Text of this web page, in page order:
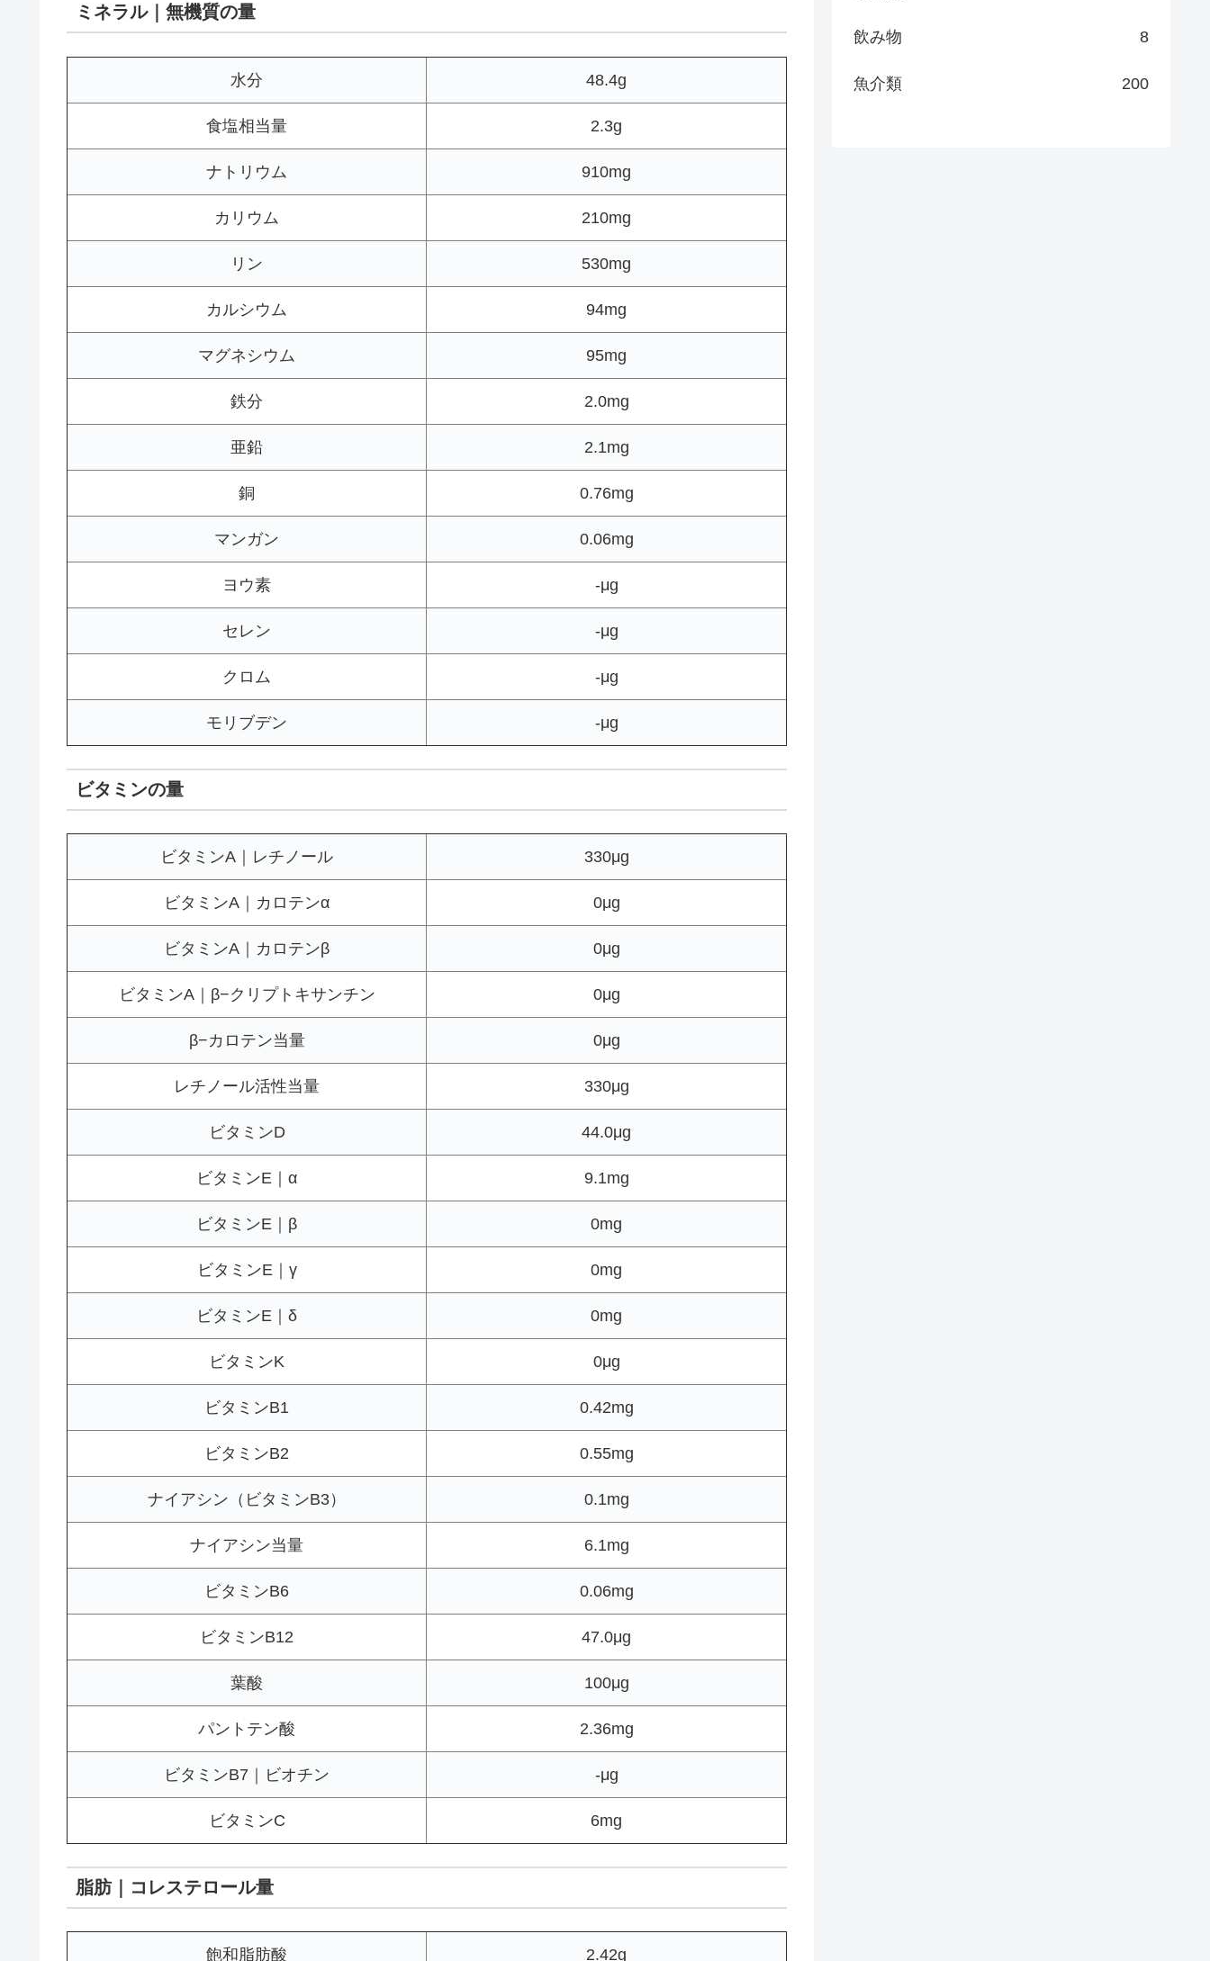
ミネラル｜無機質の量
水分 48.4g
食塩相当量 2.3g
ナトリウム 910mg
カリウム 210mg
リン 530mg
カルシウム 94mg
マグネシウム 95mg
鉄分 2.0mg
亜鉛 2.1mg
銅 0.76mg
マンガン 0.06mg
ヨウ素 -μg
セレン -μg
クロム -μg
モリブデン -μg
ビタミンの量
ビタミンA｜レチノール 330μg
ビタミンA｜カロテンα 0μg
ビタミンA｜カロテンβ 0μg
ビタミンA｜β−クリプトキサンチン 0μg
β−カロテン当量 0μg
レチノール活性当量 330μg
ビタミンD 44.0μg
ビタミンE｜α 9.1mg
ビタミンE｜β 0mg
ビタミンE｜γ 0mg
ビタミンE｜δ 0mg
ビタミンK 0μg
ビタミンB1 0.42mg
ビタミンB2 0.55mg
ナイアシン（ビタミンB3） 0.1mg
ナイアシン当量 6.1mg
ビタミンB6 0.06mg
ビタミンB12 47.0μg
葉酸 100μg
パントテン酸 2.36mg
ビタミンB7｜ビオチン -μg
ビタミンC 6mg
脂肪｜コレステロール量
飽和脂肪酸 2.42g
飲み物 8
魚介類 200